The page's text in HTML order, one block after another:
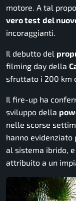
motore. A tal
vero test del
incoraggianti.
Il debutto del
filming day della
sfruttato i 200 km
Il fire-up ha
sviluppo della
nelle scorse
hanno
al sistema ibrido,
attribuito a un